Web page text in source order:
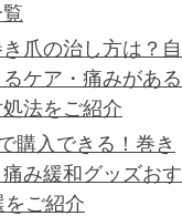
爪の治し方は？自
ケア・痛みがある
法をご紹介
購入できる！巻き
み緩和グッズおす
ご紹介